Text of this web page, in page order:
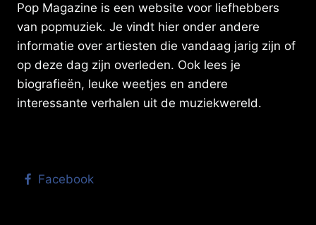
Pop Magazine is een website voor liefhebbers
van popmuziek. Je vindt hier onder andere
informatie over artiesten die vandaag jarig zijn of
op deze dag zijn overleden. Ook lees je
biografieën, leuke weetjes en andere
interessante verhalen uit de muziekwereld.
Facebook